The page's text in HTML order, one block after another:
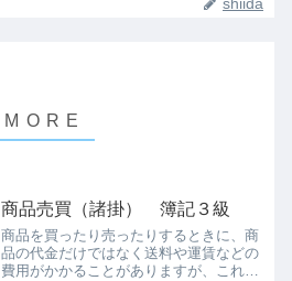
商品売買（諸掛） 簿記３級
商品を買ったり売ったりするときに、商
品の代金だけではなく送料や運賃などの
費用がかかることがありますが、これを